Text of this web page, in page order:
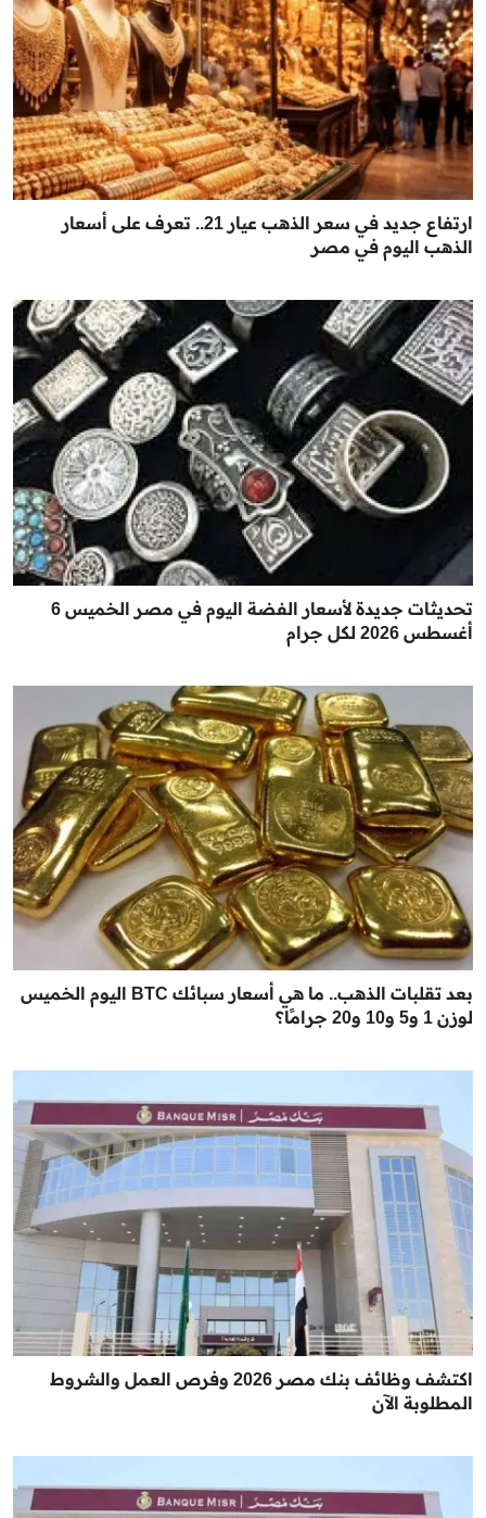
ارتفاع جديد في سعر الذهب عيار 21.. تعرف على أسعار
الذهب اليوم في مصر
تحديثات جديدة لأسعار الفضة اليوم في مصر الخميس 6
أغسطس 2026 لكل جرام
بعد تقلبات الذهب.. ما هي أسعار سبائك BTC اليوم الخميس
لوزن 1 و5 و10 و20 جرامًا؟
اكتشف وظائف بنك مصر 2026 وفرص العمل والشروط
المطلوبة الآن